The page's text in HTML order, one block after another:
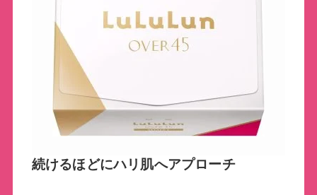
続けるほどにハリ肌へアプローチ